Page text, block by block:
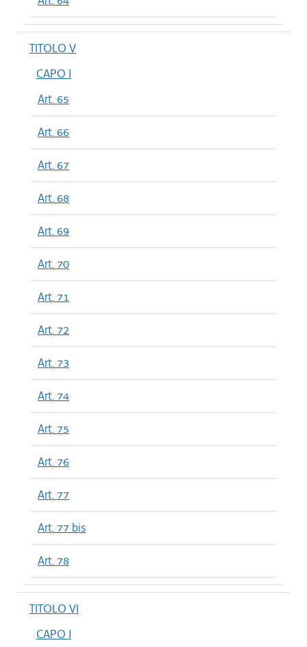
TITOLO V
CAPO I
Art. 65
Art. 66
Art. 67
Art. 68
Art. 69
Art. 70
Art. 71
Art. 72
Art. 73
Art. 74
Art. 75
Art. 76
Art. 77
Art. 77 bis
Art. 78
TITOLO VI
CAPO I